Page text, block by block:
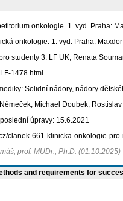
onkologie. 1. vyd. Praha:
onkologie. 1. vyd. Praha:
studenty 3. LF UK, Renata
1478.html
Solidní nádory, nádory
Michael Doubek,
úpravy: 15.6.2021
clanek-661-klinicka-onkologie-
prof. MUDr., Ph.D. (01.10.2025)
and requirements for